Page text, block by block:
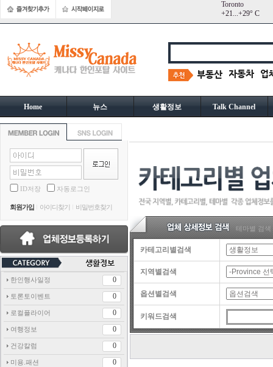
Toronto
+21...+29° C
Home 뉴스 생활정보 Talk Channel
ID저장 자동로그인
회원가입 아이디찾기 비밀번호찾기
한인행사일정 0
토론토이벤트 0
로컬플라이어 0
여행정보 0
건강칼럼 0
미용.패션 0
테마별 검색
카테고리별검색
지역별검색
옵션별검색
키워드검색